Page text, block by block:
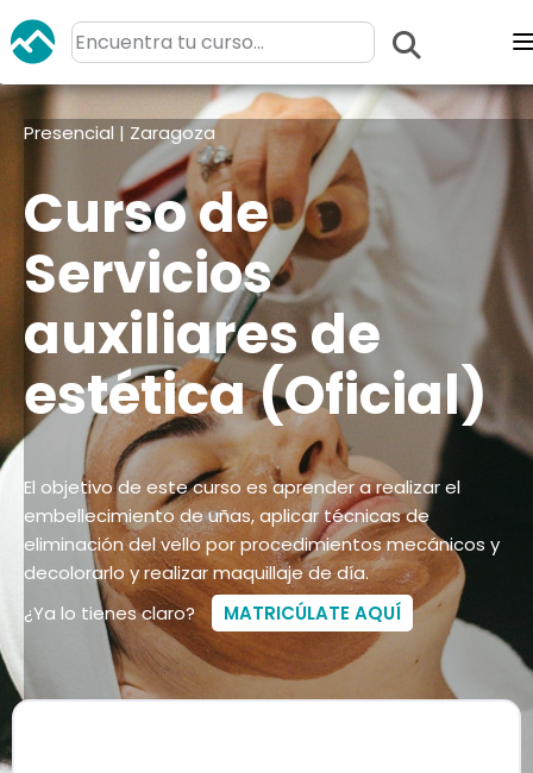
Presencial | Zaragoza
Curso de
Servicios
auxiliares de
estética (Oficial)
El objetivo de este curso es aprender a realizar el
embellecimiento de uñas, aplicar técnicas de
eliminación del vello por procedimientos mecánicos y
decolorarlo y realizar maquillaje de día.
¿Ya lo tienes claro?
MATRICÚLATE AQUÍ